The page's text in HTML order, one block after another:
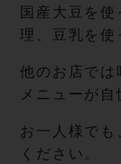
国産大豆を
理、豆乳を使
他のお店では
メニューが自
お一人様でも
ください。